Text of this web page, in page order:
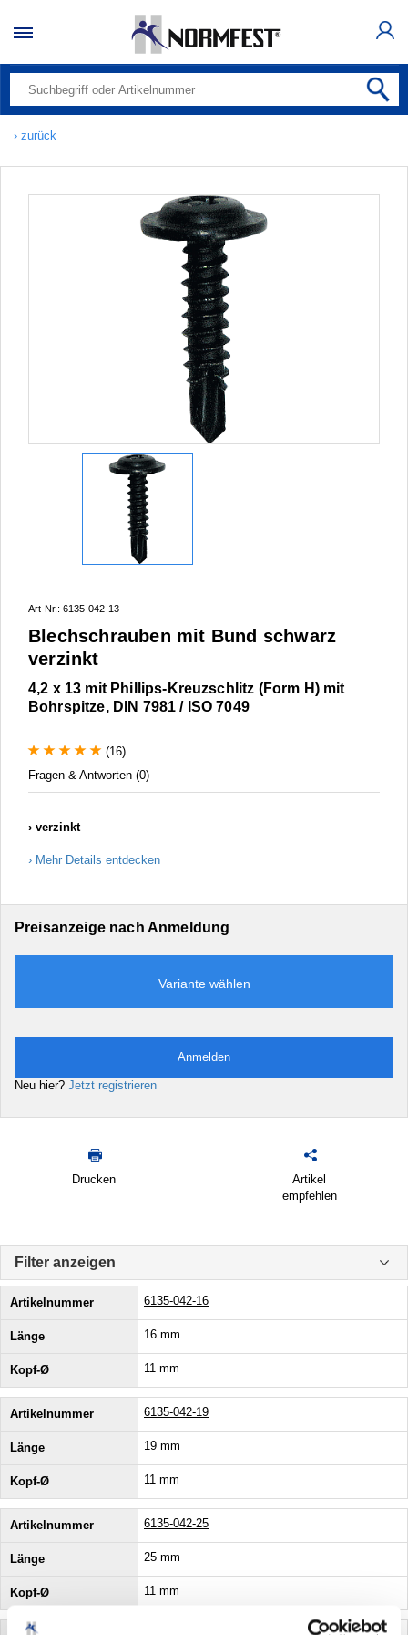
› zurück
Art-Nr.: 6135-042-13
Blechschrauben mit Bund schwarz
verzinkt
4,2 x 13 mit Phillips-Kreuzschlitz (Form H) mit
Bohrspitze, DIN 7981 / ISO 7049
(16)
Fragen & Antworten (0)
verzinkt
Mehr Details entdecken
Preisanzeige nach Anmeldung
Variante wählen
Anmelden
Neu hier? Jetzt registrieren
Drucken
Artikel
empfehlen
Filter anzeigen
6135-042-16
16 mm
11 mm
6135-042-19
19 mm
11 mm
6135-042-25
25 mm
11 mm